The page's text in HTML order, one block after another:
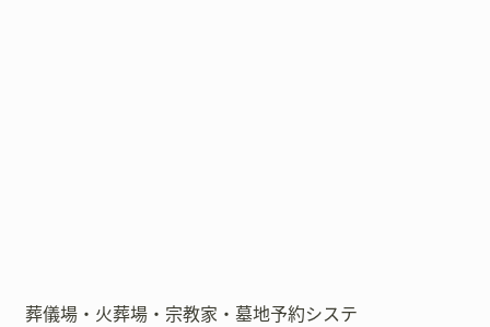
葬儀場・火葬場・宗教家・墓地予約システ